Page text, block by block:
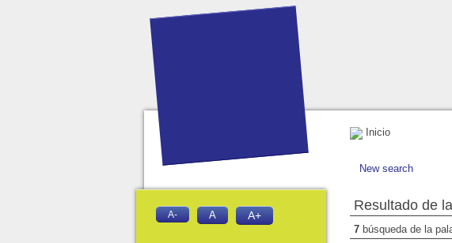
Inicio
New search
Resultado de
7 búsqueda de la
A- A A+